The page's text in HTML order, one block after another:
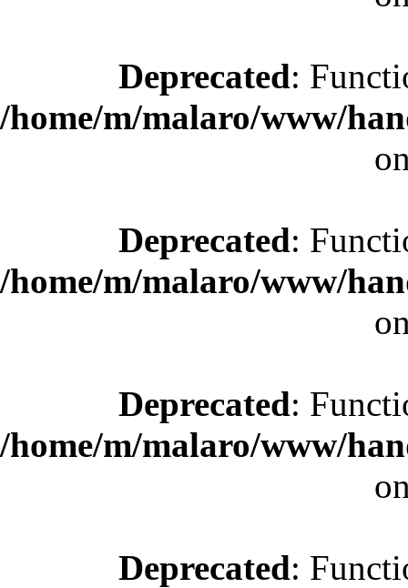
Deprecated:
/home/m/malaro/www/
Deprecated:
/home/m/malaro/www/
Deprecated:
/home/m/malaro/www/
Deprecated: